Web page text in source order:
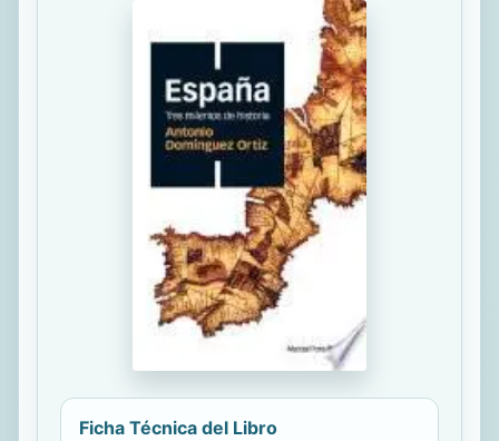
Ficha Técnica del Libro